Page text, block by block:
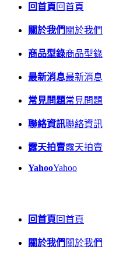
回首頁回首頁
關於我們 關於我們
商品型錄商品型錄
最新消息最新消息
常見問題常見問題
聯絡資訊聯絡資訊
露天拍賣露天拍賣
YahooYahoo
回首頁回首頁
關於我們 關於我們